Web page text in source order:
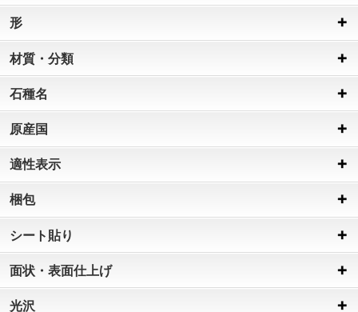
形
材質・分類
石種名
原産国
適性表示
梱包
シート貼り
面状・表面仕上げ
光沢